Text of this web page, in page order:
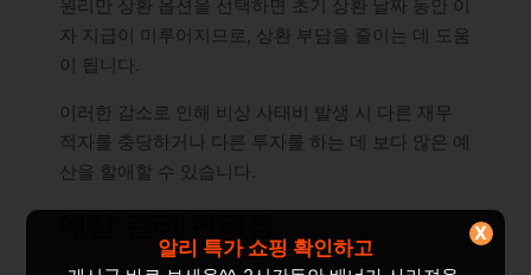
원리만 상환 옵션을 선택하면 초기 상환 날짜 동안 이
자 지급이 미루어지므로, 상환 부담을 줄이는 데 도움
이 됩니다.
이러한 감소로 인해 비상 사태비 발생 시 다른 재무
적자를 충당하거나 다른 투자를 하는 데 보다 많은 예
산을 할애할 수 있습니다.
알리 특가 쇼핑 확인하고
X